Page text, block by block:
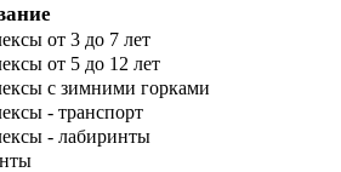
от 3 до 7 лет
от 5 до 12 лет
с зимними горками
- транспорт
- лабиринты